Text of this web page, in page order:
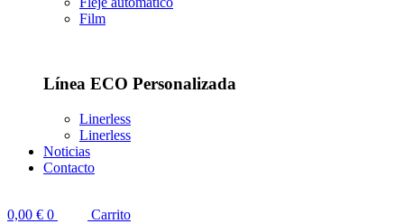
Film
Línea ECO Personalizada
Linerless
Linerless
Noticias
Contacto
0,00 € 0
Carrito